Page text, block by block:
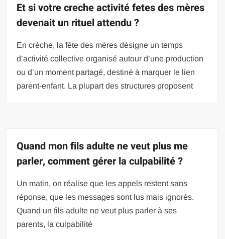
Et si votre creche activité fetes des mères
devenait un rituel attendu ?
En crèche, la fête des mères désigne un temps
d’activité collective organisé autour d’une production
ou d’un moment partagé, destiné à marquer le lien
parent-enfant. La plupart des structures proposent
Quand mon fils adulte ne veut plus me
parler, comment gérer la culpabilité ?
Un matin, on réalise que les appels restent sans
réponse, que les messages sont lus mais ignorés.
Quand un fils adulte ne veut plus parler à ses
parents, la culpabilité